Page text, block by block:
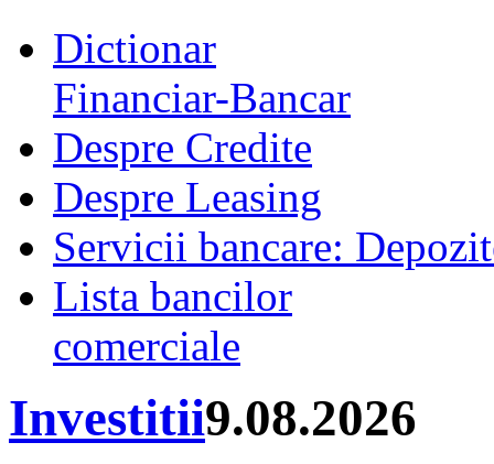
Dictionar
Financiar-Bancar
Despre Credite
Despre Leasing
Servicii bancare:
Lista bancilor
comerciale
Investitii9.08.2026